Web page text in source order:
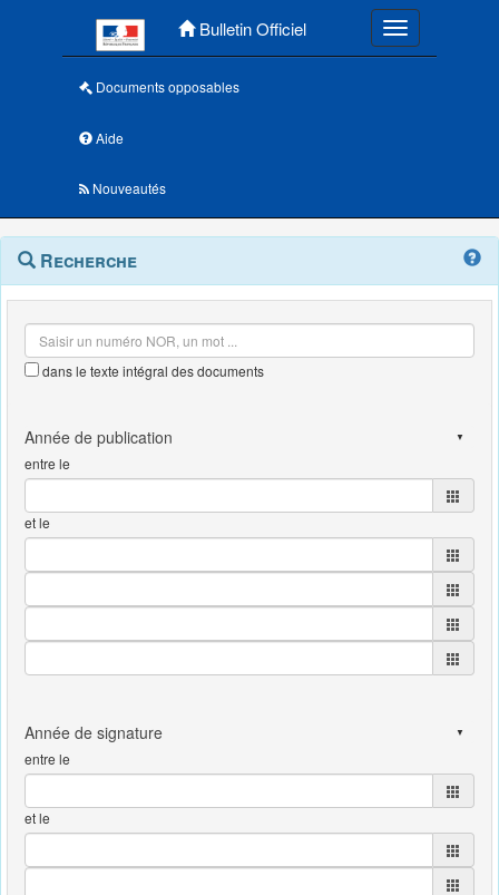
Bulletin Officiel Toggle
Documents opposables
Aide
Nouveautés
Navigation
outils
Menu
contextuel
Recherche
dans le texte intégral des documents
entre le
et le
entre le
et le